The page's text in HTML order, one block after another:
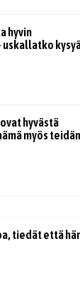
hyvin
uskallatko
hyvästä
myös teidän
tiedät että